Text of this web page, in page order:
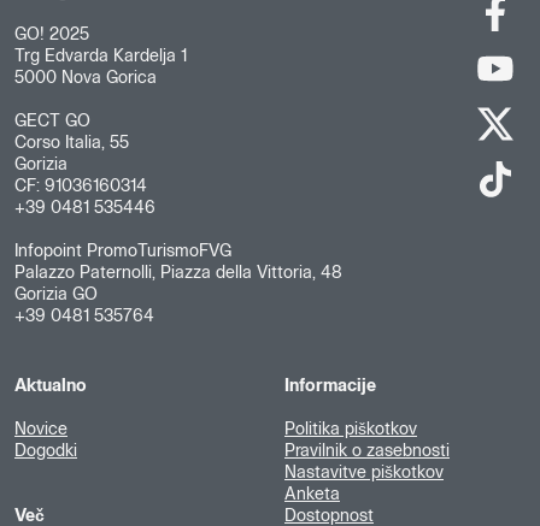
GO! 2025
Trg Edvarda Kardelja 1
5000 Nova Gorica
GECT GO
Corso Italia, 55
Gorizia
CF: 91036160314
+39 0481 535446
Infopoint PromoTurismoFVG
Palazzo Paternolli, Piazza della Vittoria, 48
Gorizia GO
+39 0481 535764
Aktualno
Novice
Dogodki
Več
Informacije
Politika piškotkov
Pravilnik o zasebnosti
Nastavitve piškotkov
Anketa
Dostopnost